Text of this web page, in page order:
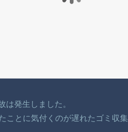
は発生しました。
ことに気付くのが遅れたゴミ収